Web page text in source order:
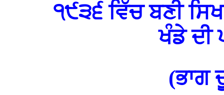
੧੯੩੬ ਵਿੱਚ ਬਣੀ
ਖੰਡੇ ਦੀ
(ਭਾਗ